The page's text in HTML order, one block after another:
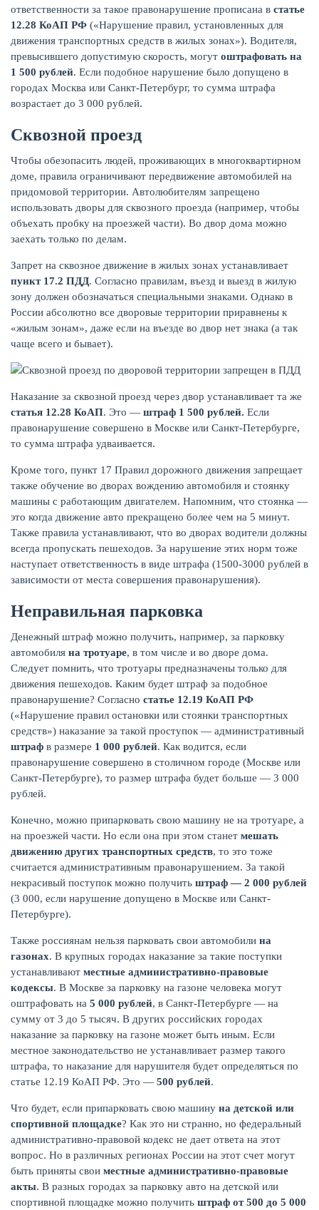
НАКОПЛЕНИЯ
РЕЙТИНГ БАНКОВ
ЕЩЁ
ЖУРНАЛ
ответственности за такое правонарушение прописана в статье
12.28 КоАП РФ («Нарушение правил, установленных для
движения транспортных средств в жилых зонах»). Водителя,
превысившего допустимую скорость, могут оштрафовать на
1 500 рублей. Если подобное нарушение было допущено в
городах Москва или Санкт-Петербург, то сумма штрафа
возрастает до 3 000 рублей.
Сквозной проезд
Чтобы обезопасить людей, проживающих в многоквартирном
доме, правила ограничивают передвижение автомобилей на
придомовой территории. Автолюбителям запрещено
использовать дворы для сквозного проезда (например, чтобы
объехать пробку на проезжей части). Во двор дома можно
заехать только по делам.
Запрет на сквозное движение в жилых зонах устанавливает
пункт 17.2 ПДД. Согласно правилам, въезд и выезд в жилую
зону должен обозначаться специальными знаками. Однако в
России абсолютно все дворовые территории приравнены к
«жилым зонам», даже если на въезде во двор нет знака (а так
чаще всего и бывает).
Наказание за сквозной проезд через двор устанавливает та же
статья 12.28 КоАП. Это — штраф 1 500 рублей. Если
правонарушение совершено в Москве или Санкт-Петербурге,
то сумма штрафа удваивается.
Кроме того, пункт 17 Правил дорожного движения запрещает
также обучение во дворах вождению автомобиля и стоянку
машины с работающим двигателем. Напомним, что стоянка —
это когда движение авто прекращено более чем на 5 минут.
Также правила устанавливают, что во дворах водители должны
всегда пропускать пешеходов. За нарушение этих норм тоже
наступает ответственность в виде штрафа (1500-3000 рублей в
зависимости от места совершения правонарушения).
Неправильная парковка
Денежный штраф можно получить, например, за парковку
автомобиля на тротуаре, в том числе и во дворе дома.
Следует помнить, что тротуары предназначены только для
движения пешеходов. Каким будет штраф за подобное
правонарушение? Согласно статье 12.19 КоАП РФ
(«Нарушение правил остановки или стоянки транспортных
средств») наказание за такой проступок — административный
штраф в размере 1 000 рублей. Как водится, если
правонарушение совершено в столичном городе (Москве или
Санкт-Петербурге), то размер штрафа будет больше — 3 000
рублей.
Конечно, можно припарковать свою машину не на тротуаре, а
на проезжей части. Но если она при этом станет мешать
движению других транспортных средств, то это тоже
считается административным правонарушением. За такой
некрасивый поступок можно получить штраф — 2 000 рублей
(3 000, если нарушение допущено в Москве или Санкт-
Петербурге).
Также россиянам нельзя парковать свои автомобили на
газонах. В крупных городах наказание за такие поступки
устанавливают местные административно-правовые
кодексы. В Москве за парковку на газоне человека могут
оштрафовать на 5 000 рублей, в Санкт-Петербурге — на
сумму от 3 до 5 тысяч. В других российских городах
наказание за парковку на газоне может быть иным. Если
местное законодательство не устанавливает размер такого
штрафа, то наказание для нарушителя будет определяться по
статье 12.19 КоАП РФ. Это — 500 рублей.
Что будет, если припарковать свою машину на детской или
спортивной площадке? Как это ни странно, но федеральный
административно-правовой кодекс не дает ответа на этот
вопрос. Но в различных регионах России на этот счет могут
быть приняты свои местные административно-правовые
акты. В разных городах за парковку авто на детской или
спортивной площадке можно получить штраф от 500 до 5 000